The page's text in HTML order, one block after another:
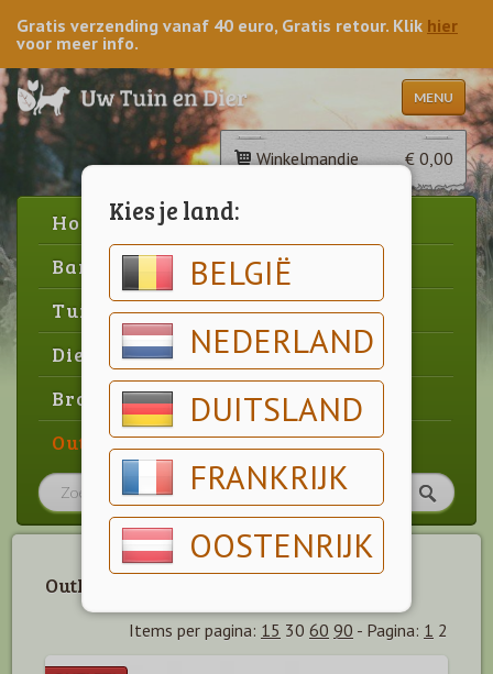
Kies je land:
BELGIË
NEDERLAND
DUITSLAND
FRANKRIJK
OOSTENRIJK
Gratis verzending vanaf 40 euro, Gratis retour. Klik hier
voor meer info.
MENU
Winkelmandje € 0,00
Home
Barbecue
Tuin
Dier
Brood & gebak
Outlet
Outlet producten.
Items per pagina: 15 30 60 90 - Pagina: 1 2